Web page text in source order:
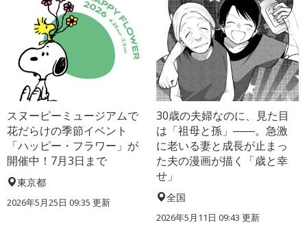
スヌーピーミュージアムで
花だらけの季節イベント
「ハッピー・フラワー」が
開催中！7月3日まで
東京都
2026年5月25日 09:35 更新
30歳の夫婦なのに、見た目
は「祖母と孫」――。急激
に老いる妻と成長が止まっ
た夫の漫画が描く「歳と幸
せ」
全国
2026年5月11日 09:43 更新